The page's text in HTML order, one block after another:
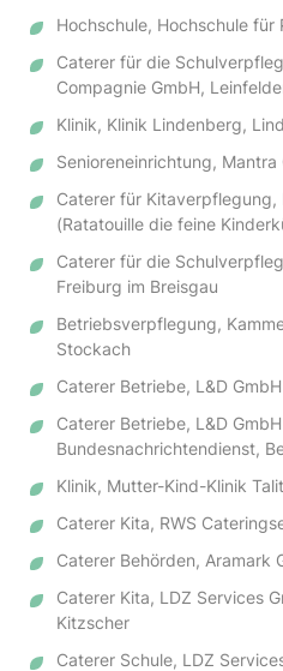
Hochschule, Hochschule für
Caterer für die
Compagnie GmbH,
Klinik, Klinik Lindenberg,
Senioreneinrichtung, Mantra
Caterer für
(Ratatouille die feine
Caterer für die
Freiburg im Breisgau
Betriebsverpflegung,
Stockach
Caterer Betriebe, L&D
Caterer Betriebe, L&D
Bundesnachrichtendienst,
Klinik, Mutter-Kind-Klinik
Caterer Kita, RWS
Caterer Behörden, Aramark
Caterer Kita, LDZ Services
Kitzscher
Caterer Schule, LDZ